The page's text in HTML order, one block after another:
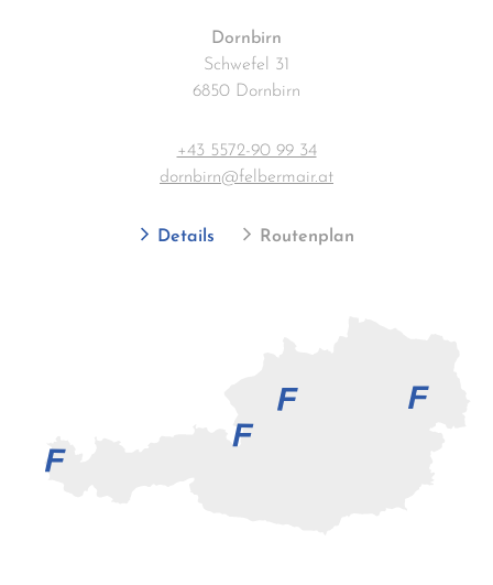
Dornbirn
Schwefel 31
6850 Dornbirn
+43 5572-90 99 34
dornbirn@felbermair.at
Details Routenplan